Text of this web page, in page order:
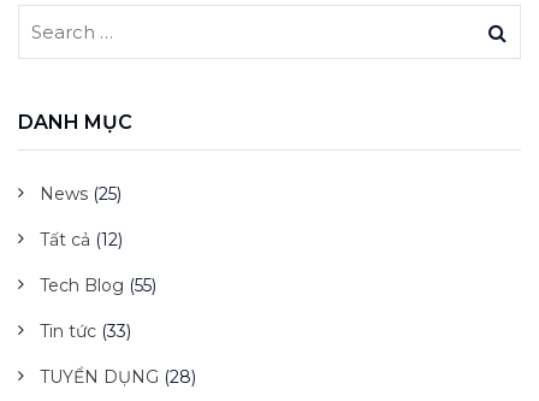
DANH MỤC
News (25)
Tất cả (12)
Tech Blog (55)
Tin tức (33)
TUYỂN DỤNG (28)